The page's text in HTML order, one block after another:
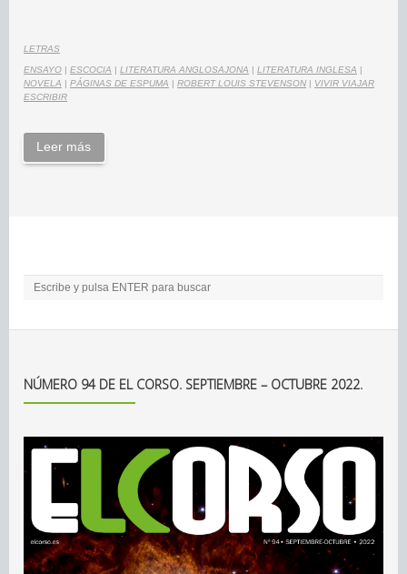
LETRAS
ENSAYO | ESCOCIA | LITERATURA ANGLOSAJONA | LITERATURA INGLESA |
NOVELA | PÁGINAS DE ESPUMA | ROBERT LOUIS STEVENSON | VIVIR VIAJAR
ESCRIBIR
Leer más
NÚMERO 94 DE EL CORSO. SEPTIEMBRE – OCTUBRE 2022.